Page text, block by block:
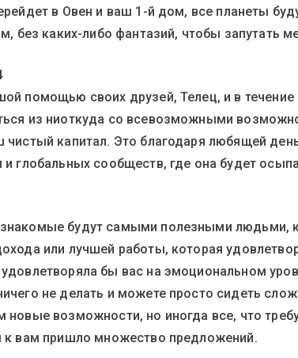
в Овен и ваш 1-й дом, все планеты
без каких-либо фантазий, чтобы запутать
помощью своих друзей, Телец, и в
из ниоткуда со всевозможными
чистый капитал. Это благодаря любящей
глобальных сообществ, где она будет
будут самыми полезными людьми,
или лучшей работы, которая
бы вас на эмоциональном
не делать и можете просто сидеть
новые возможности, но иногда все, что
к вам пришло множество предложений.